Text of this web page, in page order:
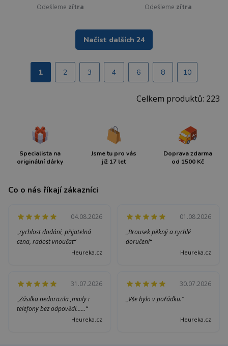
Odešleme zítra
Odešleme zítra
Načíst dalších 24
1 2 3 4 6 8 10
Celkem produktů: 223
Specialista na
originální dárky
Jsme tu pro vás
již 17 let
Doprava zdarma
od 1500 Kč
Co o nás říkají zákazníci
04.08.2026
„rychlost dodání, přijatelná
cena, radost vnoučat“
Heureka.cz
01.08.2026
„Brousek pěkný a rychlé
doručení“
Heureka.cz
31.07.2026
„Zásilka nedorazila ,maily i
telefony bez odpovědi......“
Heureka.cz
30.07.2026
„Vše bylo v pořádku.“
Heureka.cz